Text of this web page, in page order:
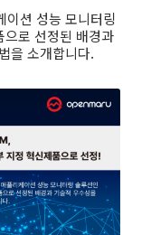
이션 성능 모니터링
로 선정된 배경과
을 소개합니다.